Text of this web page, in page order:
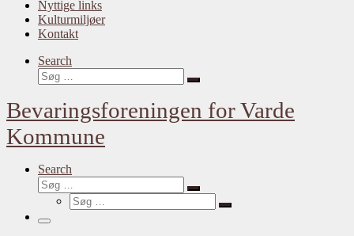
Nyttige links
Kulturmiljøer
Kontakt
Search
Søg
Søg
Bevaringsforeningen for Varde
Kommune
Search
Søg
Søg
Søg
Søg
Menu